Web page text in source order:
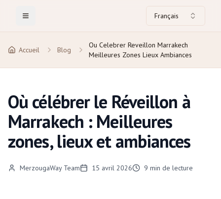
Toggle Menu Français
Accueil Blog
Ou Celebrer Reveillon Marrakech
Meilleures Zones Lieux Ambiances
Où célébrer le Réveillon à
Marrakech : Meilleures
zones, lieux et ambiances
MerzougaWay Team 15 avril 2026 9 min de lecture